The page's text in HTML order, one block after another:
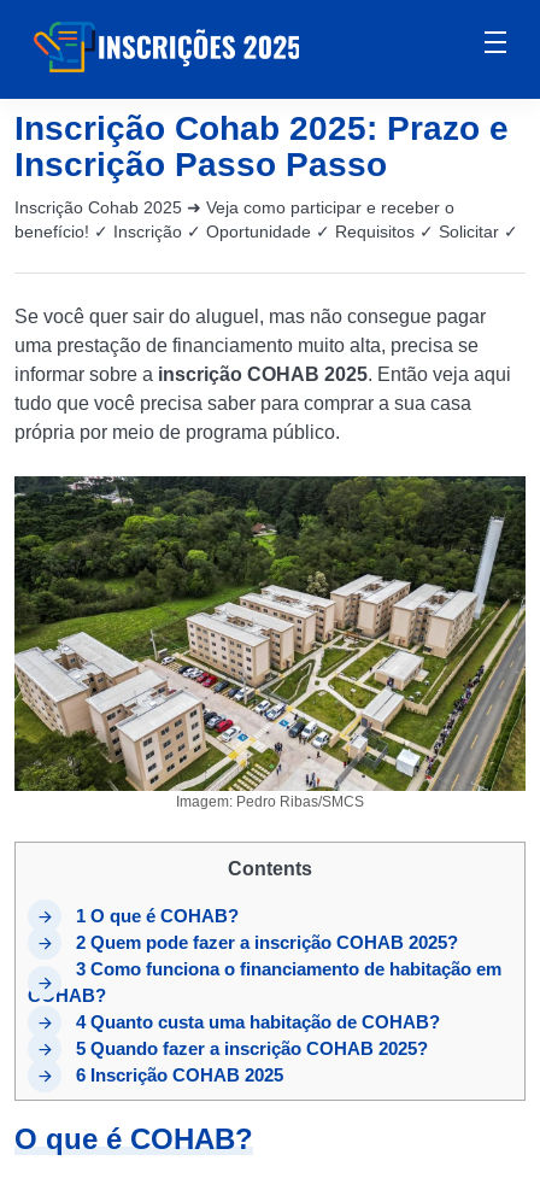
Inscrição Cohab 2025: Prazo e
Inscrição Passo Passo
Inscrição Cohab 2025 ➜ Veja como participar e receber o
benefício! ✓ Inscrição ✓ Oportunidade ✓ Requisitos ✓ Solicitar ✓
Se você quer sair do aluguel, mas não consegue pagar
uma prestação de financiamento muito alta, precisa se
informar sobre a inscrição COHAB 2025. Então veja aqui
tudo que você precisa saber para comprar a sua casa
própria por meio de programa público.
Imagem: Pedro Ribas/SMCS
Contents
1 O que é COHAB?
2 Quem pode fazer a inscrição COHAB 2025?
3 Como funciona o financiamento de habitação em
COHAB?
4Quanto custa uma habitação de COHAB?
5 Quando fazer a inscrição COHAB 2025?
6 Inscrição COHAB 2025
O que é COHAB?